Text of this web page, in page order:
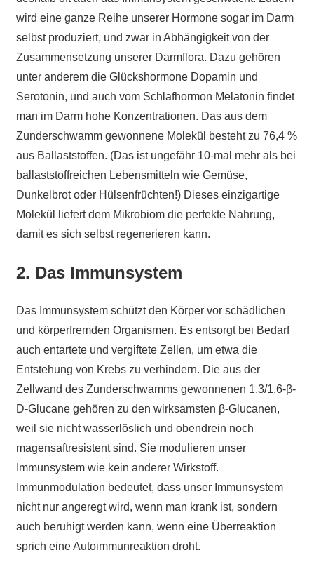
wird eine ganze Reihe unserer Hormone sogar im Darm
selbst produziert, und zwar in Abhängigkeit von der
Zusammensetzung unserer Darmflora. Dazu gehören
unter anderem die Glückshormone Dopamin und
Serotonin, und auch vom Schlafhormon Melatonin findet
man im Darm hohe Konzentrationen. Das aus dem
Zunderschwamm gewonnene Molekül besteht zu 76,4 %
aus Ballaststoffen. (Das ist ungefähr 10-mal mehr als bei
ballaststoffreichen Lebensmitteln wie Gemüse,
Dunkelbrot oder Hülsenfrüchten!) Dieses einzigartige
Molekül liefert dem Mikrobiom die perfekte Nahrung,
damit es sich selbst regenerieren kann.
2. Das Immunsystem
Das Immunsystem schützt den Körper vor schädlichen
und körperfremden Organismen. Es entsorgt bei Bedarf
auch entartete und vergiftete Zellen, um etwa die
Entstehung von Krebs zu verhindern. Die aus der
Zellwand des Zunderschwamms gewonnenen 1,3/1,6-β-
D-Glucane gehören zu den wirksamsten β-Glucanen,
weil sie nicht wasserlöslich und obendrein noch
magensaftresistent sind. Sie modulieren unser
Immunsystem wie kein anderer Wirkstoff.
Immunmodulation bedeutet, dass unser Immunsystem
nicht nur angeregt wird, wenn man krank ist, sondern
auch beruhigt werden kann, wenn eine Überreaktion
sprich eine Autoimmunreaktion droht.